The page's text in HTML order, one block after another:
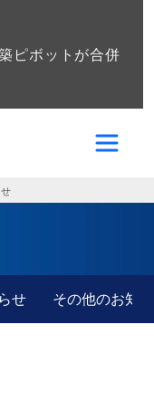
ピボットが合併
せ その他のお知